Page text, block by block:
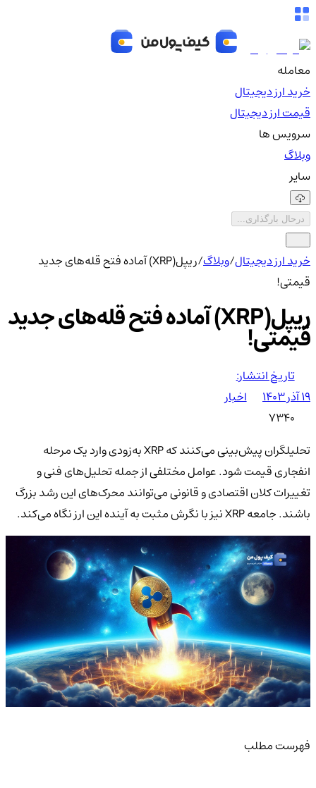
معامله
خرید ارز دیجیتال
قیمت ارز دیجیتال
سرویس ها
وبلاگ
سایر
درحال بارگذاری...
خرید ارز دیجیتال/وبلاگ/
ریپل(XRP) آماده فتح قله‌های جدید
قیمتی!
ریپل(XRP) آماده فتح قله‌های جدید
قیمتی!
تاریخ انتشار:
۱۹ آذر ۱۴۰۳
اخبار
7340
تحلیلگران پیش‌بینی می‌کنند که XRP به‌زودی وارد یک مرحله
انفجاری قیمت شود. عوامل مختلفی از جمله تحلیل‌های فنی و
تغییرات کلان اقتصادی و قانونی می‌توانند محرک‌های این رشد بزرگ
باشند. جامعه XRP نیز با نگرش مثبت به آینده این ارز نگاه می‌کند.
فهرست مطلب